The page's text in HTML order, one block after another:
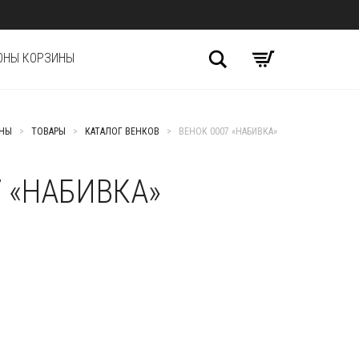
КОРЗИНЫ Поиск
> ТОВАРЫ > КАТАЛОГ ВЕНКОВ > ВЕНОК 0007 «НАБИВКА»
«НАБИВКА»